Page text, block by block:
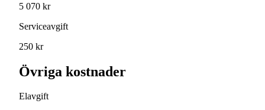
5 070 kr
Serviceavgift
250 kr
Övriga kostnader
Elavgift